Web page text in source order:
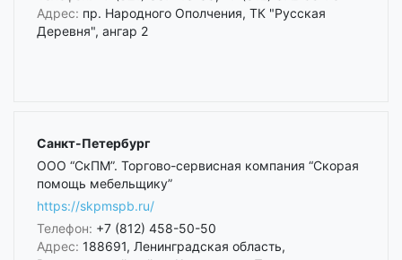
Адрес: пр. Народного Ополчения, ТК "Русская
Деревня", ангар 2
Санкт-Петербург
ООО “СкПМ”. Торгово-сервисная компания “Скорая
помощь мебельщику”
https://skpmspb.ru/
Телефон: +7 (812) 458-50-50
Адрес: 188691, Ленинградская область,